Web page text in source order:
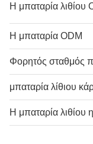
Η μπαταρία λιθίου
Η μπαταρία ODM
Φορητός σταθμός
μπαταρία λίθιου
Η μπαταρία λιθίου